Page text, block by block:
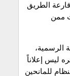
الطريق
ممن
الرسمية،
ليس إعلاناً
للمانحين